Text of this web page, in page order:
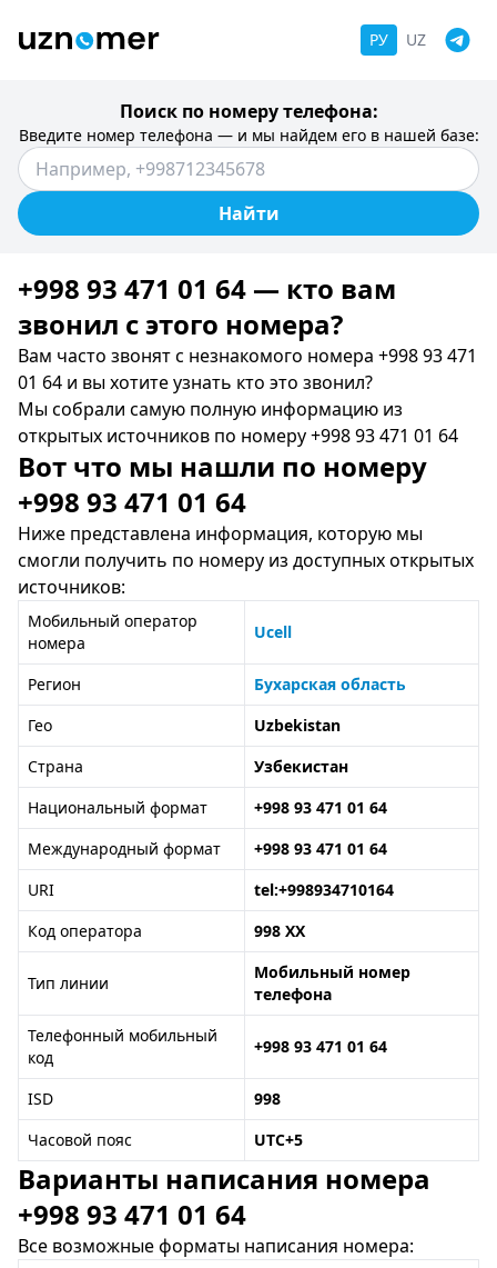
РУ UZ
Поиск по номеру телефона:
Введите номер телефона — и мы найдем его в нашей базе:
Найти
+998 93 471 01 64 — кто вам
звонил c этого номера?
Вам часто звонят с незнакомого номера +998 93 471
01 64 и вы хотите узнать кто это звонил?
Мы собрали самую полную информацию из
открытых источников по номеру +998 93 471 01 64
Вот что мы нашли по номеру
+998 93 471 01 64
Ниже представлена информация, которую мы
смогли получить по номеру из доступных открытых
источников:
Мобильный оператор
номера
Ucell
Регион
Бухарская область
Гео
Uzbekistan
Страна
Узбекистан
Национальный формат
+998 93 471 01 64
Международный формат
+998 93 471 01 64
URI
tel:+998934710164
Код оператора
998 XX
Тип линии
Мобильный номер
телефона
Телефонный мобильный
код
+998 93 471 01 64
ISD
998
Часовой пояс
UTC+5
Варианты написания номера
+998 93 471 01 64
Все возможные форматы написания номера: